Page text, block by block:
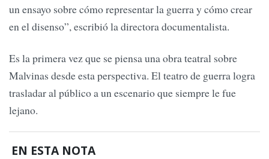
un ensayo sobre cómo representar la guerra y cómo crear
en el disenso”, escribió la directora documentalista.
Es la primera vez que se piensa una obra teatral sobre
Malvinas desde esta perspectiva. El teatro de guerra logra
trasladar al público a un escenario que siempre le fue
lejano.
EN ESTA NOTA